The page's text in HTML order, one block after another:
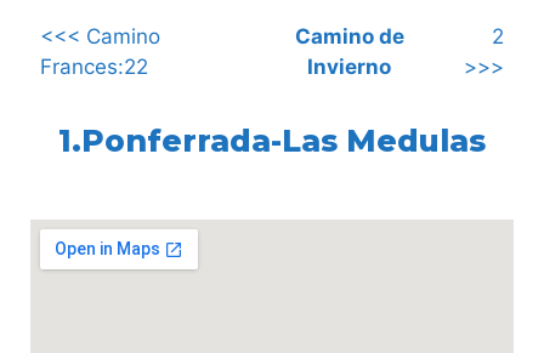
<<< Camino
Frances:22
Camino de
Invierno
2
>>>
1.Ponferrada-Las Medulas